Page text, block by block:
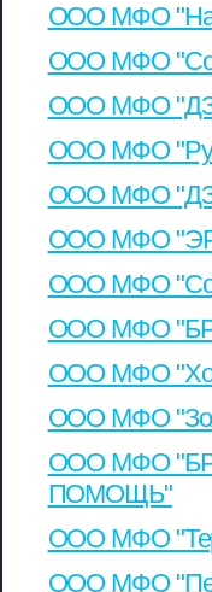
ООО МФО
ООО МФО
ООО МФО
ООО МФО
ООО МФО
ООО МФО
ООО МФО
ООО МФО
ООО МФО
ООО МФО
ООО МФО
ПОМОЩЬ"
ООО МФО
ООО МФО